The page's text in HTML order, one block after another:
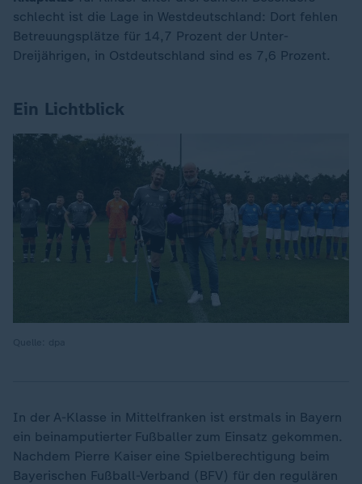
schlecht ist die Lage in Westdeutschland: Dort fehlen
Betreuungsplätze für 14,7 Prozent der Unter-
Dreijährigen, in Ostdeutschland sind es 7,6 Prozent.
Ein Lichtblick
In der A-Klasse in Mittelfranken ist erstmals in Bayern
ein beinamputierter Fußballer zum Einsatz gekommen.
Nachdem Pierre Kaiser eine Spielberechtigung beim
Bayerischen Fußball-Verband (BFV) für den regulären